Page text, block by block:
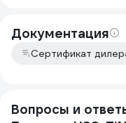
Документация
Сертификат
Вопросы и